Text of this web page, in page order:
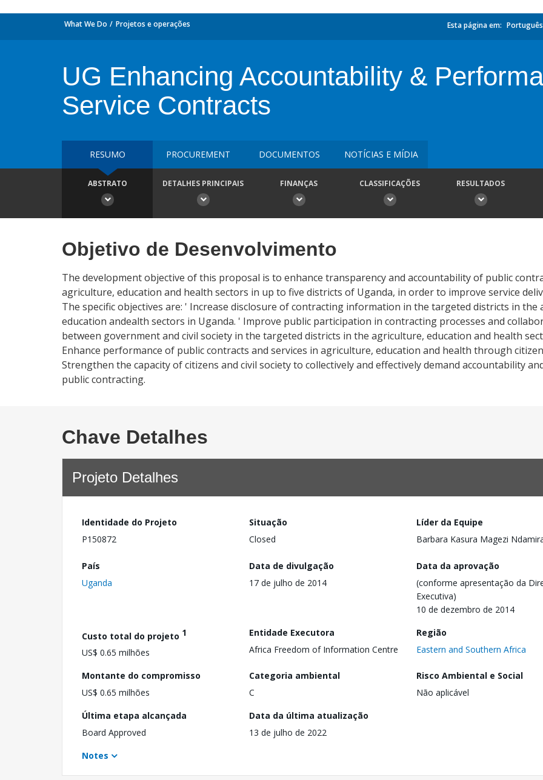
What We Do Projetos e operações Esta página em: Português
UG Enhancing Accountability &
Service Contracts
RESUMO PROCUREMENT DOCUMENTOS NOTÍCIAS E MÍDIA
ABSTRATO DETALHES PRINCIPAIS FINANÇAS CLASSIFICAÇÕES RESULTADOS
Objetivo de Desenvolvimento
The development objective of this proposal is to enhance transparency and accountability of public
agriculture, education and health sectors in up to five districts of Uganda, in order to improve service
The specific objectives are: ' Increase disclosure of contracting information in the targeted districts in the
education andealth sectors in Uganda. ' Improve public participation in contracting processes and
between government and civil society in the targeted districts in the agriculture, education and health
Enhance performance of public contracts and services in agriculture, education and health through
Strengthen the capacity of citizens and civil society to collectively and effectively demand accountability
public contracting.
Chave Detalhes
Projeto Detalhes
Identidade do Projeto
P150872
Situação
Closed
Líder da Equipe
Barbara Kasura Magezi
País
Uganda
Data de divulgação
17 de julho de 2014
Data da aprovação
(conforme apresentação da
Executiva)
10 de dezembro de 2014
Custo total do projeto 1
US$ 0.65 milhões
Entidade Executora
Africa Freedom of Information Centre
Região
Eastern and Southern Africa
Montante do compromisso
US$ 0.65 milhões
Categoria ambiental
C
Risco Ambiental e Social
Não aplicável
Última etapa alcançada
Board Approved
Data da última atualização
13 de julho de 2022
Notes